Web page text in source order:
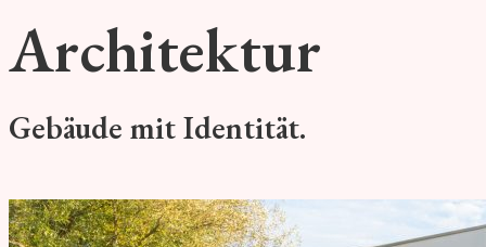
Architektur
Gebäude mit Identität.